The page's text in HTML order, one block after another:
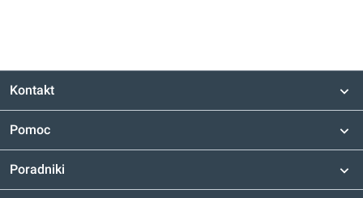
Kontakt
Pomoc
Poradniki